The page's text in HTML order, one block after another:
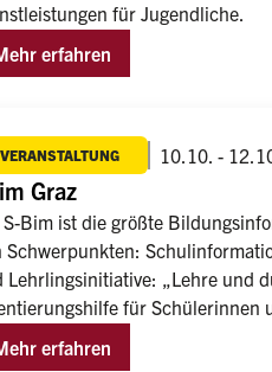
für Jugendliche.
erfahren
VERANSTALTUNG 10.10. -
Graz
S-Bim ist die größte
Schwerpunkten:
Lehrlingsinitiative: „Lehre und
für Schülerinnen
erfahren